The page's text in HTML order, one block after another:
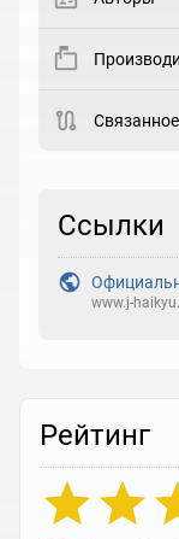
Рейтинг
Реакция
Связанное
Ссылки
www.j-
Рейтинг